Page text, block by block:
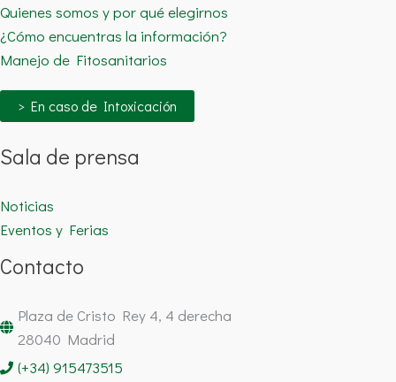
Quienes somos y por qué elegirnos
¿Cómo encuentras la información?
Manejo de Fitosanitarios
> En caso de Intoxicación
Sala de prensa
Noticias
Eventos y Ferias
Contacto
Plaza de Cristo Rey 4, 4 derecha
28040 Madrid
(+34) 915473515